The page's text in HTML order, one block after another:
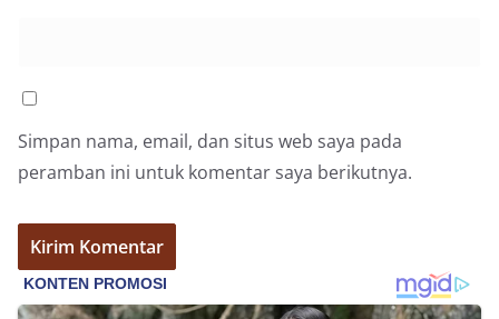
Simpan nama, email, dan situs web saya pada
peramban ini untuk komentar saya berikutnya.